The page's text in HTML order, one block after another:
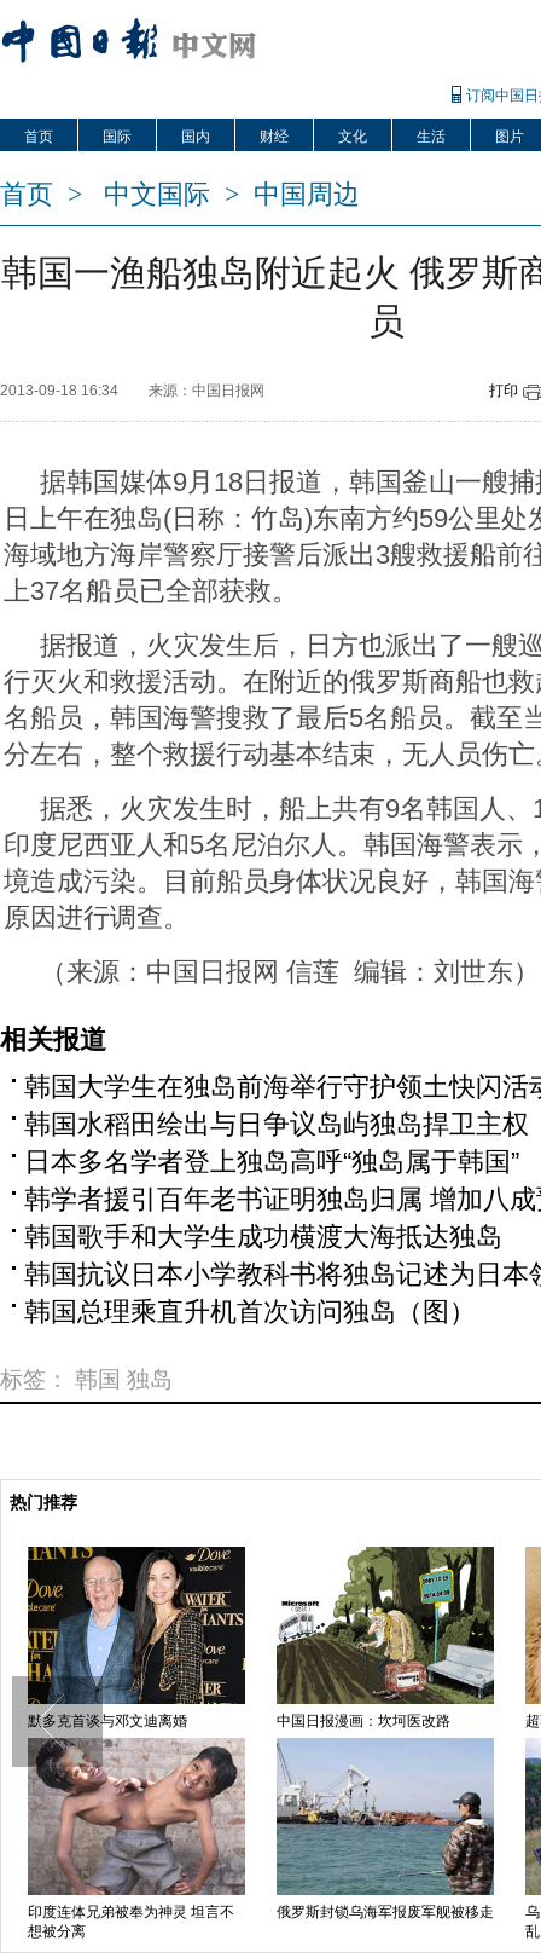
订阅中国
首页 国际 国内 财经 文化 生活 图片
首页 > 中文国际 > 中国周边
韩国一渔船独岛附近起火 俄罗斯
员
2013-09-18 16:34 来源：中国日报网 打印
据韩国媒体9月18日报道，韩国釜山一艘
日上午在独岛(日称：竹岛)东南方约59公里处
海域地方海岸警察厅接警后派出3艘救援船前
上37名船员已全部获救。
据报道，火灾发生后，日方也派出了一艘
行灭火和救援活动。在附近的俄罗斯商船也
名船员，韩国海警搜救了最后5名船员。截至
分左右，整个救援行动基本结束，无人员伤亡
据悉，火灾发生时，船上共有9名韩国人
印度尼西亚人和5名尼泊尔人。韩国海警表示
境造成污染。目前船员身体状况良好，韩国
原因进行调查。
（来源：中国日报网 信莲 编辑：刘世东）
相关报道
韩国大学生在独岛前海举行守护领土快闪活
韩国水稻田绘出与日争议岛屿独岛捍卫主权
日本多名学者登上独岛高呼“独岛属于韩国”
韩学者援引百年老书证明独岛归属 增加八
韩国歌手和大学生成功横渡大海抵达独岛
韩国抗议日本小学教科书将独岛记述为日本
韩国总理乘直升机首次访问独岛（图）
标签： 韩国 独岛
热门推荐
默多克首谈与邓文迪离婚 中国日报漫画：坎坷医改路
印度连体兄弟被奉为神灵 坦言不
想被分离
俄罗斯封锁乌海军报废军舰被移走